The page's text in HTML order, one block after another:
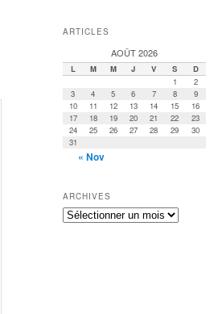
ARTICLES
AOÛT 2026
L M M J V S
D
1
2
3
4 5 6 7 8
9
10
11 12 13 14 15
16
17
18 19 20 21 22
23
24
25 26 27 28 29
30
31
« Nov
ARCHIVES
Archives